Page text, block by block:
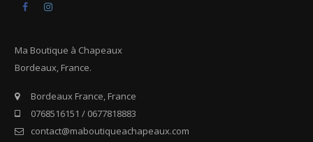
Facebook
Ma Boutique à Chapeaux
Bordeaux, France.
Bordeaux France, France
0768516151 / 0677818883
contact@maboutiqueachapeaux.com